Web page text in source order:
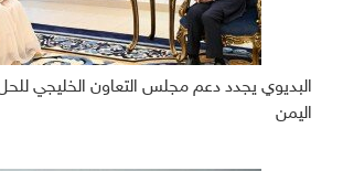
البديوي يجدد دعم مجلس التعاون الخليجي
اليمن